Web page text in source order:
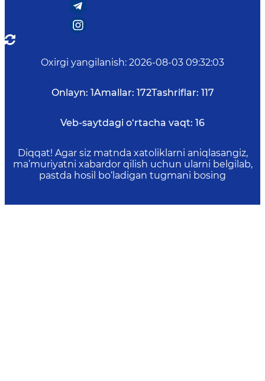
Oxirgi yangilanish: 2026-08-03 09:32:03
Onlayn: 1Amallar: 172Tashriflar: 117
Veb-saytdagi o‘rtacha vaqt: 16
Diqqat! Agar siz matnda xatoliklarni aniqlasangiz,
ma’muriyatni xabardor qilish uchun ularni belgilab,
pastda hosil bo‘ladigan tugmani bosing